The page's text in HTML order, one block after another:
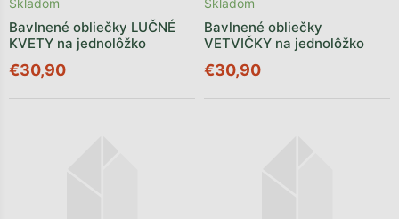
Bavlnené obliečky LUČNÉ
KVETY na jednolôžko
€30,90
Bavlnené obliečky
VETVIČKY na jednolôžko
€30,90